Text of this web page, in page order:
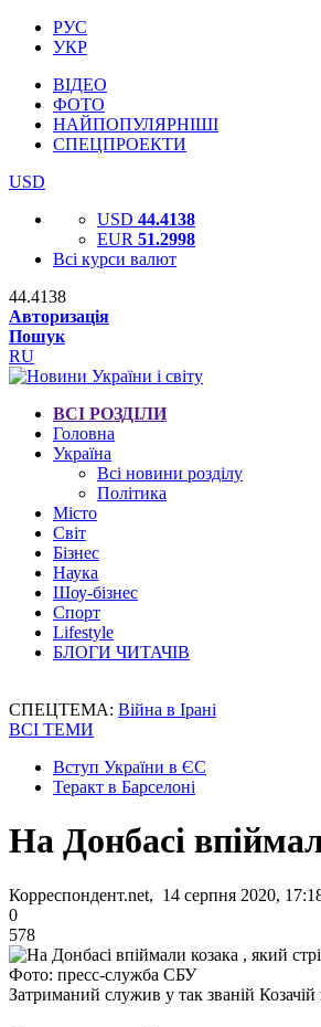
РУС
УКР
ВІДЕО
ФОТО
НАЙПОПУЛЯРНІШІ
СПЕЦПРОЕКТИ
USD
USD 44.4138
EUR 51.2998
Всі курси валют
44.4138
Авторизація
Пошук
RU
ВСІ РОЗДІЛИ
Головна
Україна
Всі новини розділу
Політика
Місто
Світ
Бізнес
Наука
Шоу-бізнес
Спорт
Lifestyle
БЛОГИ ЧИТАЧІВ
СПЕЦТЕМА: Війна в Ірані
ВСІ ТЕМИ
Вступ України в ЄС
Теракт в Барселоні
На Донбасі
Корреспондент.net, 14 серпня 2020,
0
578
Фото: пресс-служба СБУ
Затриманий служив у так званій Козачій